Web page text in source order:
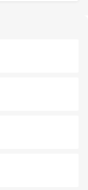
外せないスポット